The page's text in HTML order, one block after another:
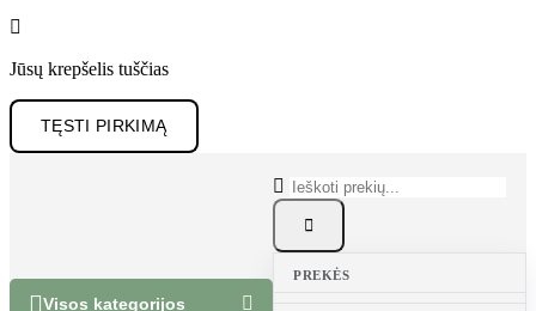

Jūsų krepšelis tuščias
TĘSTI PIRKIMĄ
Visos kategorijos 


PREKĖS